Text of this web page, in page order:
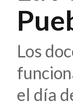
Los
el día